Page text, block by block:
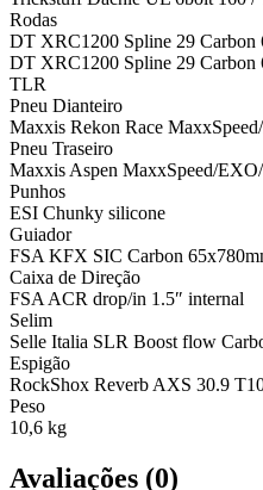
Rodas
DT XRC1200 Spline 29
DT XRC1200 Spline 29
TLR
Pneu Dianteiro
Maxxis Rekon Race
Pneu Traseiro
Maxxis Aspen MaxxSpeed/
Punhos
ESI Chunky silicone
Guiador
FSA KFX SIC Carbon
Caixa de Direção
FSA ACR drop/in 1.5″ internal
Selim
Selle Italia SLR Boost flow
Espigão
RockShox Reverb AXS 30.9
Peso
10,6 kg
Avaliações (0)